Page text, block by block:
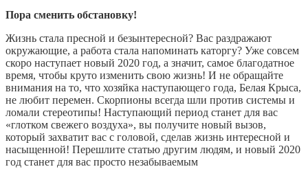
Пора сменить обстановку!
Жизнь стала пресной и безынтересной? Вас раздражают
окружающие, а работа стала напоминать каторгу? Уже совсем
скоро наступает новый 2020 год, а значит, самое благодатное
время, чтобы круто изменить свою жизнь! И не обращайте
внимания на то, что хозяйка наступающего года, Белая Крыса,
не любит перемен. Скорпионы всегда шли против системы и
ломали стереотипы! Наступающий период станет для вас
«глотком свежего воздуха», вы получите новый вызов,
который захватит вас с головой, сделав жизнь интересной и
насыщенной! Перешлите статью другим людям, и новый 2020
год станет для вас просто незабываемым